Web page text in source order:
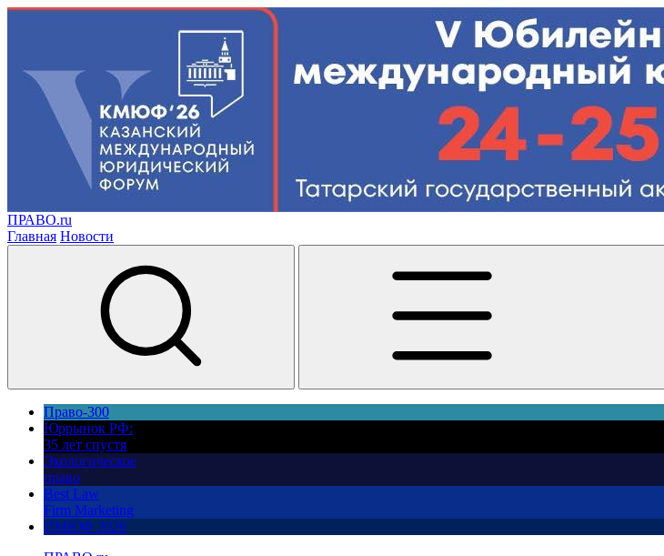
ПРАВО.ru
Главная Новости
Право-300
Юррынок РФ:
35 лет спустя
Экологическое
право
Best Law
Firm Marketing
ПМЮФ 2026